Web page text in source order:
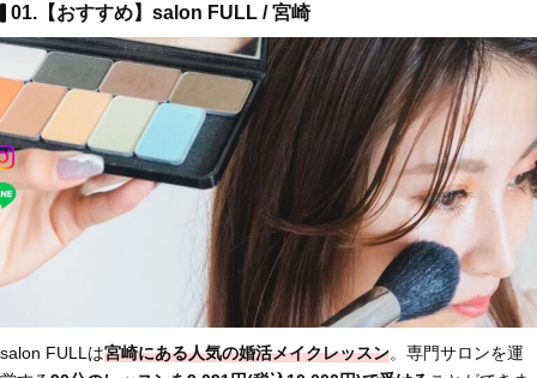
01.【おすすめ】salon FULL / 宮崎
salon FULLは宮崎にある人気の婚活メイクレッスン。専門サロンを運